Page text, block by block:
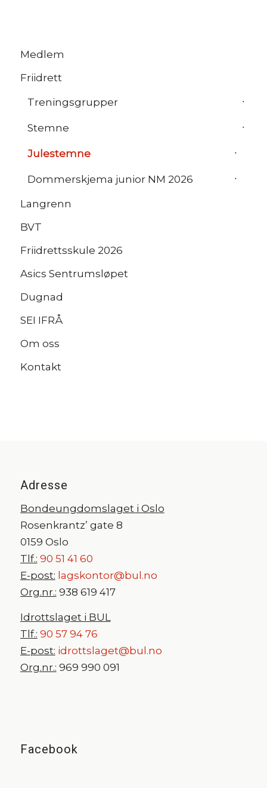
Medlem
Friidrett
Treningsgrupper
Stemne
Julestemne
Dommerskjema junior NM 2026
Langrenn
BVT
Friidrettsskule 2026
Asics Sentrumsløpet
Dugnad
SEI IFRÅ
Om oss
Kontakt
Adresse
Bondeungdomslaget i Oslo
Rosenkrantz’ gate 8
0159 Oslo
Tlf.: 90 51 41 60
E-post: lagskontor@bul.no
Org.nr.: 938 619 417
Idrottslaget i BUL
Tlf.: 90 57 94 76
E-post: idrottslaget@bul.no
Org.nr.: 969 990 091
Facebook